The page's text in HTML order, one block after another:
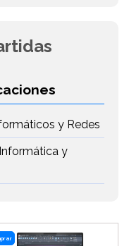
y Redes
y